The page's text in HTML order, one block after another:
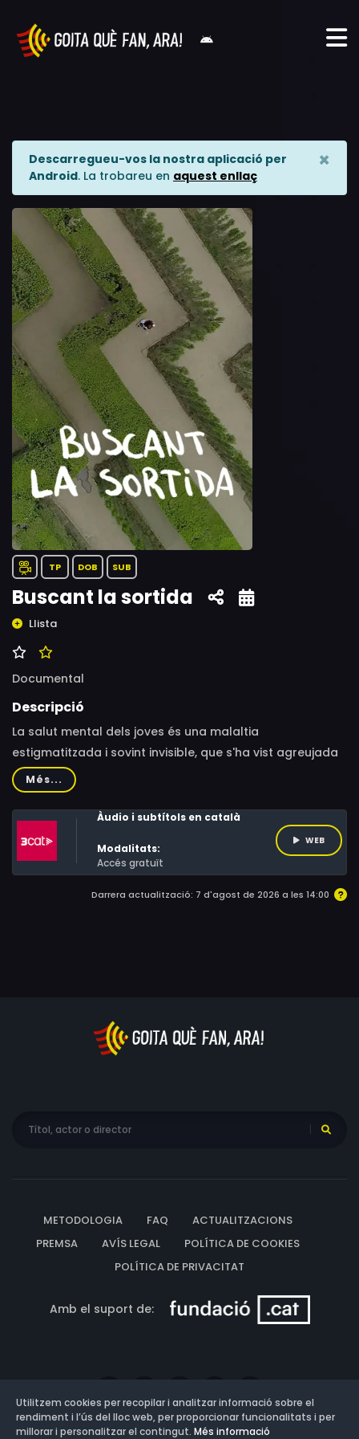
Descarregueu-vos la nostra aplicació per
Android. La trobareu en aquest enllaç
×
TP DOB SUB
Buscant la sortida
Llista
Documental
Descripció
La salut mental dels joves és una malaltia
estigmatitzada i sovint invisible, que s'ha vist agreujada
per la Covid. Els protagonistes expliquen en primera
persona com han viscut el seu trastorn.
Més...
Àudio i subtítols en català
Modalitats:
Accés gratuït
WEB
Darrera actualització: 7 d'agost de 2026 a les 14:00
METODOLOGIA FAQ
ACTUALITZACIONS
PREMSA
AVÍS LEGAL
POLÍTICA DE COOKIES
POLÍTICA DE PRIVACITAT
Amb el suport de:
Utilitzem cookies per recopilar i analitzar informació sobre el
rendiment i l’ús del lloc web, per proporcionar funcionalitats i per
millorar i personalitzar el contingut. Més informació